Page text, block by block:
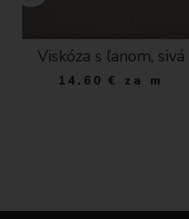
Viskóza s ľanom, sivá
14.60 € za m